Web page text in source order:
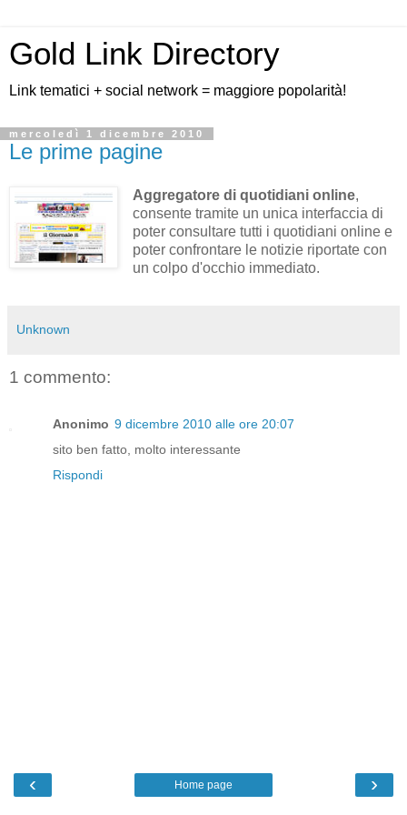
Gold Link Directory
Link tematici + social network = maggiore popolarità!
mercoledì 1 dicembre 2010
Le prime pagine
Aggregatore di quotidiani online,
consente tramite un unica interfaccia di
poter consultare tutti i quotidiani online e
poter confrontare le notizie riportate con
un colpo d'occhio immediato.
Unknown
1 commento:
Anonimo 9 dicembre 2010 alle ore 20:07
sito ben fatto, molto interessante
Rispondi
‹ ›
Home page